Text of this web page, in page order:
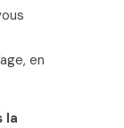
en
la